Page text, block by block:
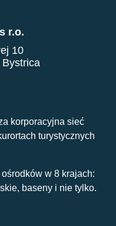
r.o.
10
korporacyjna sieć
turystycznych
w 8 krajach:
baseny i nie tylko.